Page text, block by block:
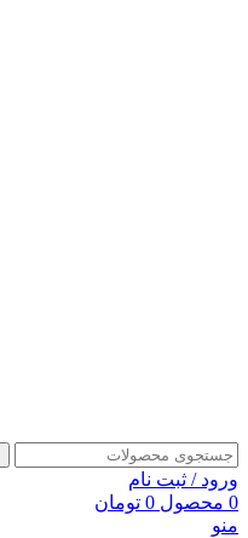
ورود / ثبت نام
0 محصول 0 تومان
منو